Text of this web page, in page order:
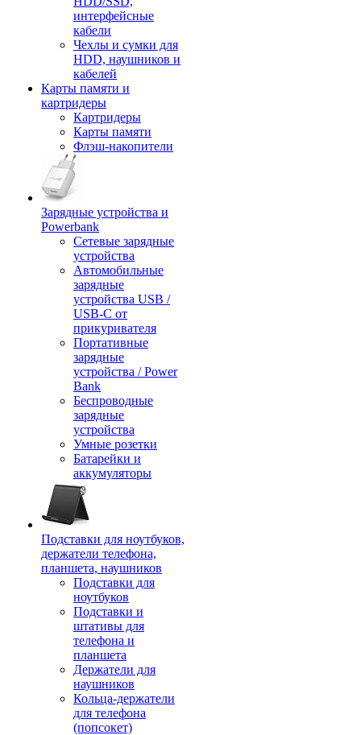
интерфейсные
кабели
Чехлы и сумки для
HDD, наушников и
кабелей
Карты памяти и
картридеры
Картридеры
Карты памяти
Флэш-накопители
Зарядные устройства и
Powerbank
Сетевые зарядные
устройства
Автомобильные
зарядные
устройства USB /
USB-C от
прикуривателя
Портативные
зарядные
устройства / Power
Bank
Беспроводные
зарядные
устройства
Умные розетки
Батарейки и
аккумуляторы
Подставки для ноутбуков,
держатели телефона,
планшета, наушников
Подставки для
ноутбуков
Подставки и
штативы для
телефона и
планшета
Держатели для
наушников
Кольца-держатели
для телефона
(попсокет)